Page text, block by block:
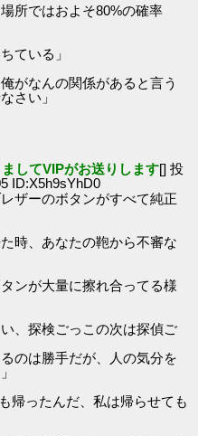
所ではおよそ80%の確率
ている」
がなんの関係があると言う
さい」
してVIPがお送りします[] 投
ID:X5h9sYhD0
ザーのボタンがすべて純正
時、あなたの鞄から不審な
ンが大量に擦れ合ってる様
、探検ごっこの次は探偵ご
のは勝手だが、人の気分を
帰ったんだ、私は帰らせても